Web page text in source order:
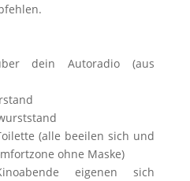
dein Autoradio (aus
(alle beeilen sich und
ohne Maske)
eigenen sich